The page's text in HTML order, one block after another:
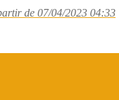
de 07/04/2023 04:33